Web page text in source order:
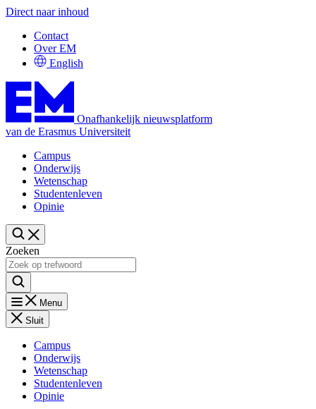
Direct naar inhoud
Contact
Over EM
English
Onafhankelijk nieuwsplatform
van de Erasmus Universiteit
Campus
Onderwijs
Wetenschap
Studentenleven
Opinie
Zoeken
Menu
Sluit
Campus
Onderwijs
Wetenschap
Studentenleven
Opinie